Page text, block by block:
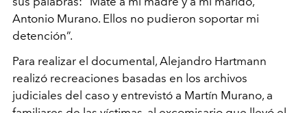
Antonio Murano. Ellos no pudieron soportar mi
detención”.
Para realizar el documental, Alejandro Hartmann
realizó recreaciones basadas en los archivos
judiciales del caso y entrevistó a Martín Murano, a